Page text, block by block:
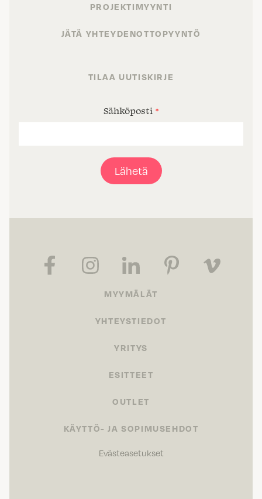
PROJEKTIMYYNTI
JÄTÄ YHTEYDENOTTOPYYNTÖ
TILAA UUTISKIRJE
Sähköposti *
Lähetä
MYYMÄLÄT
YHTEYSTIEDOT
YRITYS
ESITTEET
OUTLET
KÄYTTÖ- JA SOPIMUSEHDOT
Evästeasetukset